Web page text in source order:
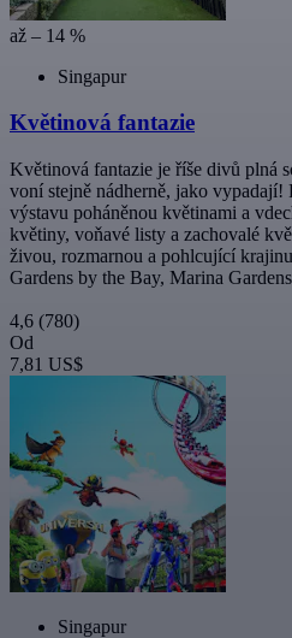
až – 14 %
Singapur
Květinová fantazie
Květinová fantazie je říše divů plná
voní stejně nádherně, jako vypadají!
výstavu poháněnou květinami a
květiny, voňavé listy a zachovalé
živou, rozmarnou a pohlcující
Gardens by the Bay, Marina
4,6 (780)
Od
7,81 US$
Singapur